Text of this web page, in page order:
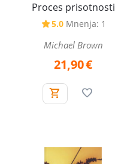
Proces prisotnosti
5.0 Mnenja: 1
Michael Brown
21,90€